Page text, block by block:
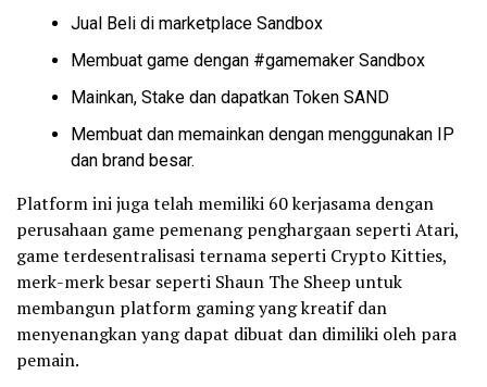
Jual Beli di marketplace Sandbox
Membuat game dengan #gamemaker Sandbox
Mainkan, Stake dan dapatkan Token SAND
Membuat dan memainkan dengan menggunakan IP
dan brand besar.
Platform ini juga telah memiliki 60 kerjasama dengan
perusahaan game pemenang penghargaan seperti Atari,
game terdesentralisasi ternama seperti Crypto Kitties,
merk-merk besar seperti Shaun The Sheep untuk
membangun platform gaming yang kreatif dan
menyenangkan yang dapat dibuat dan dimiliki oleh para
pemain.